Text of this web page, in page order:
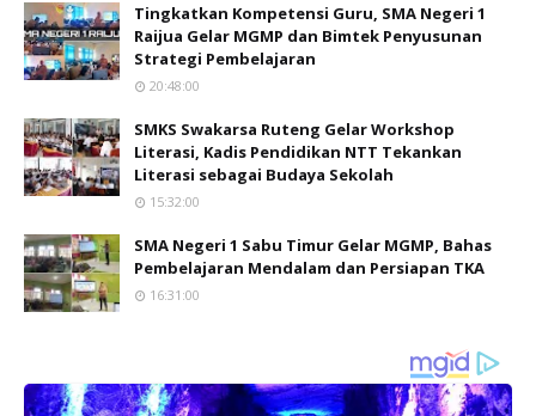
Tingkatkan Kompetensi Guru, SMA Negeri 1
Raijua Gelar MGMP dan Bimtek Penyusunan
Strategi Pembelajaran
20:48:00
SMKS Swakarsa Ruteng Gelar Workshop
Literasi, Kadis Pendidikan NTT Tekankan
Literasi sebagai Budaya Sekolah
15:32:00
SMA Negeri 1 Sabu Timur Gelar MGMP, Bahas
Pembelajaran Mendalam dan Persiapan TKA
16:31:00